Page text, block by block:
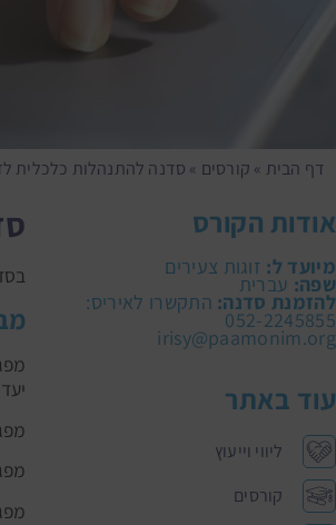
דף הבית » קורסים » סדנה להתנהלות כלכלית
אודות הקורס
מיועד ל: זוגות צעירים
שפה: עברית
להזמנת סדנה: התקשרו לאיריס:
052-2245855
irisy@paamonim.org
עוד באתר
ליווי וייעוץ
קורסים
מפגש 2- נתחיל לדבר בנקאית! מושגים בסיסיים בבנקאות, נלמד
מפגש 3- נדבר על שותפות זוגית בהיבט הכלכלי, קביעת סדר
מפגש 4- נדבר על התנהלות עם תקציב – תיקוף